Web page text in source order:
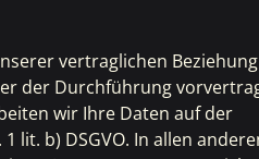
vertraglichen
der Durchführung
wir Ihre Daten auf der
lit. b) DSGVO. In allen